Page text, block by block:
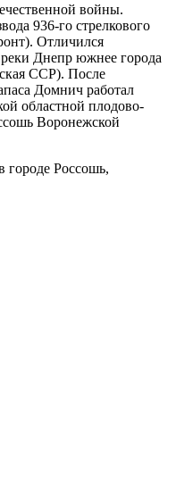
войны.
936-го стрелкового
Отличился
Днепр южнее города
ССР). После
Домнич работал
областной плодово-
Воронежской
городе Россошь,